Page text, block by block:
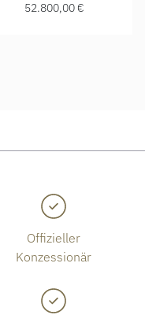
52.800,00 €
Offizieller
Konzessionär